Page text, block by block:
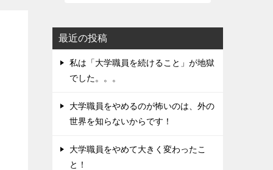
最近の投稿
私は「大学職員を続けること」が地獄
でした。。。
大学職員をやめるのが怖いのは、外の
世界を知らないからです！
大学職員をやめて大きく変わったこ
と！